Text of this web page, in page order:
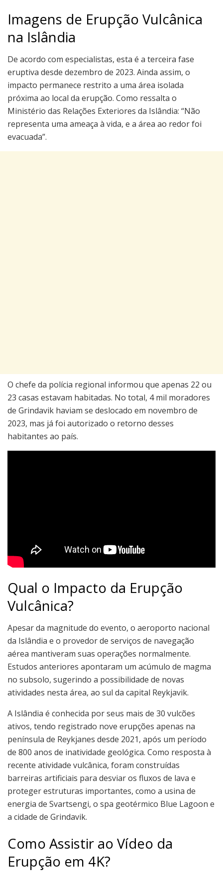
Imagens de Erupção Vulcânica
na Islândia
De acordo com especialistas, esta é a terceira fase
eruptiva desde dezembro de 2023. Ainda assim, o
impacto permanece restrito a uma área isolada
próxima ao local da erupção. Como ressalta o
Ministério das Relações Exteriores da Islândia: “Não
representa uma ameaça à vida, e a área ao redor foi
evacuada”.
O chefe da polícia regional informou que apenas 22 ou
23 casas estavam habitadas. No total, 4 mil moradores
de Grindavik haviam se deslocado em novembro de
2023, mas já foi autorizado o retorno desses
habitantes ao país.
Qual o Impacto da Erupção
Vulcânica?
Apesar da magnitude do evento, o aeroporto nacional
da Islândia e o provedor de serviços de navegação
aérea mantiveram suas operações normalmente.
Estudos anteriores apontaram um acúmulo de magma
no subsolo, sugerindo a possibilidade de novas
atividades nesta área, ao sul da capital Reykjavik.
A Islândia é conhecida por seus mais de 30 vulcões
ativos, tendo registrado nove erupções apenas na
península de Reykjanes desde 2021, após um período
de 800 anos de inatividade geológica. Como resposta à
recente atividade vulcânica, foram construídas
barreiras artificiais para desviar os fluxos de lava e
proteger estruturas importantes, como a usina de
energia de Svartsengi, o spa geotérmico Blue Lagoon e
a cidade de Grindavik.
Como Assistir ao Vídeo da
Erupção em 4K?